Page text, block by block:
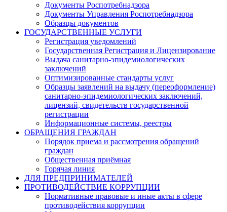
Документы Роспотребнадзора
Документы Управления Роспотребнадзора
Образцы документов
ГОСУДАРСТВЕННЫЕ УСЛУГИ
Регистрация уведомлений
Государственная Регистрация и Лицензирование
Выдача санитарно-эпидемиологических
заключений
Оптимизированные стандарты услуг
Образцы заявлений на выдачу (переоформление)
санитарно-эпидемиологических заключений,
лицензий, свидетельств государственной
регистрации
Информационные системы, реестры
ОБРАЩЕНИЯ ГРАЖДАН
Порядок приема и рассмотрения обращений
граждан
Общественная приёмная
Горячая линия
ДЛЯ ПРЕДПРИНИМАТЕЛЕЙ
ПРОТИВОДЕЙСТВИЕ КОРРУПЦИИ
Нормативные правовые и иные акты в сфере
противодействия коррупции